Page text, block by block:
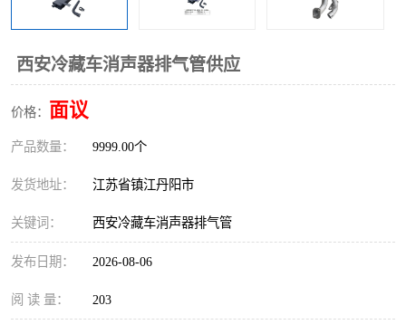
西安冷藏车消声器排气管供应
价格： 面议
产品数量： 9999.00个
发货地址： 江苏省镇江丹阳市
关键词： 西安冷藏车消声器排气管
发布日期： 2026-08-06
阅 读 量： 203